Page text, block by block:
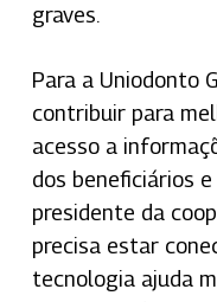
graves.
Para a Uniodonto
contribuir para
acesso a
dos beneficiários
presidente da
precisa estar
tecnologia ajuda